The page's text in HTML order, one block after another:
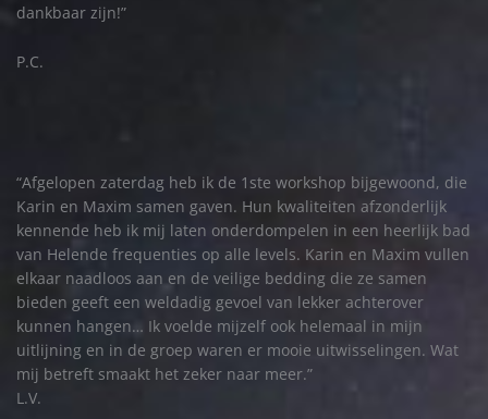
dankbaar zijn!”
P.C.
“Afgelopen zaterdag heb ik de 1ste workshop bijgewoond, die
Karin en Maxim samen gaven. Hun kwaliteiten afzonderlijk
kennende heb ik mij laten onderdompelen in een heerlijk bad
van Helende frequenties op alle levels. Karin en Maxim vullen
elkaar naadloos aan en de veilige bedding die ze samen
bieden geeft een weldadig gevoel van lekker achterover
kunnen hangen… Ik voelde mijzelf ook helemaal in mijn
uitlijning en in de groep waren er mooie uitwisselingen. Wat
mij betreft smaakt het zeker naar meer.”
L.V.